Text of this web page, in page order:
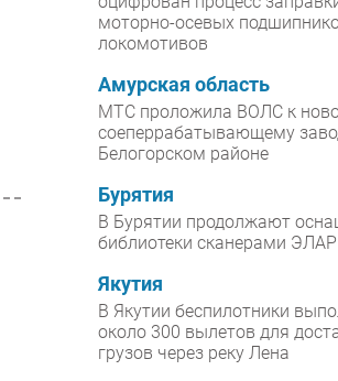
моторно-осевых
локомотивов
Амурская область
МТС проложила ВОЛС к
соеперрабатывающему
Белогорском районе
Бурятия
В Бурятии продолжают
библиотеки сканерами ЭЛАР
Якутия
В Якутии беспилотники
около 300 вылетов для
грузов через реку Лена